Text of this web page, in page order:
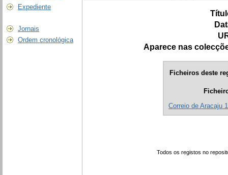
Expediente
Jornais
Ordem cronológica
Aparece nas
Ficheiros deste
Correio de Aracaju
Todos os registos no